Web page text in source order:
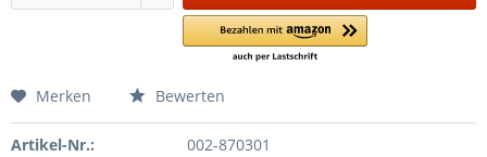
Merken Bewerten
Artikel-Nr.:
002-870301